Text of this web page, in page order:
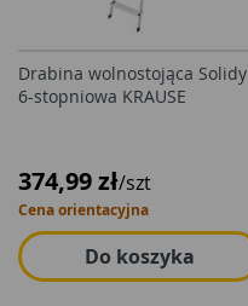
Drabina wolnostojąca Solidy
6-stopniowa KRAUSE
374,99 zł/szt
Cena orientacyjna
Do koszyka